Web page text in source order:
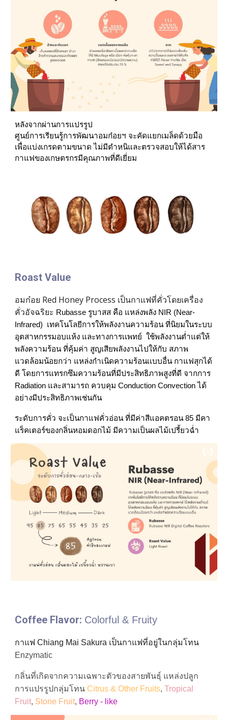
หลังจากผ่านการแปรรูป
ศูนย์การเรียนรู้การพัฒนาอมก๋อยฯ จะคัดแยกเมล็ดด้วยมือ
เพื่อแบ่งเกรดตามขนาด ไม่มีตำหนิและตรวจสอบให้ได้สาร
กาแฟของเกษตรกรมีคุณภาพที่ดีเยี่ยม
Roast Value
อมก๋อย Red Honey Process เป็นกาแฟที่คั่วโดยเครื่อง
คั่วอัจฉริยะ Rubasse​ รูบาสส​ คือ​ แหล่งพลัง NIR​ (Near-
Infrared)​  เทคโนโลยี​การให้พลังงานความร้อน​ ที่นิยมในระบบ
อุตสาหกรรม​อบแห้ง​ และทางการเเพทย์​  ใช้พลังงาน​ต่ำแต่ให้
พลังความร้อน​ ที่คุ้มค่า​ สูญเสีย​พลังงานไปให้กับ​ สภาพ​
แวดล้อมน้อยกว่า​ แหล่งกำเนิดความร้อนเเบบอื่น กาแฟสุกได้
ดี​ โดยการแทรกซึมความร้อนที่มีประสิทธิภาพ​สูงที่ดี​ จากการ​
Radiation​ และสามารถ​ ควบคุม​ Conduction​ Convection​ ได้
อย่างมีประสิทธิภาพ​เช่นกัน
ระดับการคั่ว จะเป็นกาแฟคั่วอ่อน ที่มีค่าสีแอคตรอน 85 มีคา
แร็คเตอร์ของกลิ่นหอมดอกไม้ มีความเป็นผลไม้เปรี้ยวฉ่ำ
Coffee Flavor: Colorful & Fruity
กาแฟ Chiang Mai Sakura เป็นกาแฟที่อยู่ในกลุ่มโทน
Enzymatic
กลิ่นที่เกิดจากความเฉพาะตัวของสายพันธ์ุ แหล่งปลูก
การแปรรูปกลุ่มโทน Citrus & Other Fruits, Tropical
Fruit, Stone Fruit, Berry - like